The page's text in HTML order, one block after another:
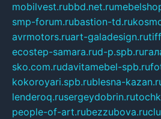
mobilvest.rubbd.net.ru
smp-forum.rubastion-td.ru
avrmotors.ruart-galadesign.ru
ecostep-samara.rud-p.spb.ru
sko.com.rudavitamebel-spb.ru
kokoroyari.spb.rublesna-
lenderoq.rusergeydobrin.ru
people-of-art.rubezzubova.ru